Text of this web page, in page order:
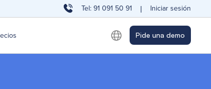
Tel: 91 091 50 91 | Iniciar sesión
Pide una demo